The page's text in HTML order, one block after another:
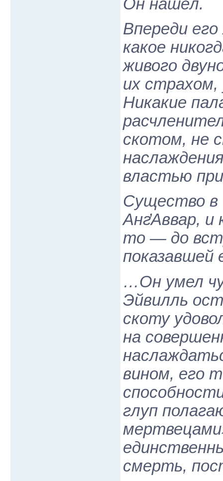
Он нашёл.
Впереди
какое
живого
их страхом,
Никакие
скотом, не
властью
Существо в
Анг̕Аввар, и
то — до
показавшей
…Он умел
Эйвилль
скоту
на
вином, его
глуп
смерть,